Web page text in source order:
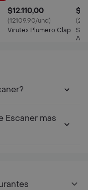
$12.110,00
(12109.90/und)
Virutex Plumero Clap
Escaner mas